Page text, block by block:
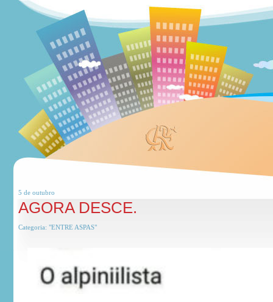
5 de outubro
AGORA DESCE.
Categoria: "ENTRE ASPAS"